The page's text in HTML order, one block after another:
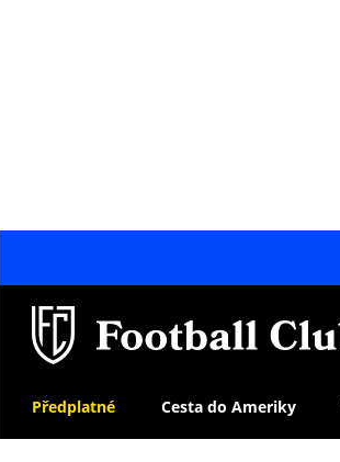
Předplatné Cesta do Ameriky